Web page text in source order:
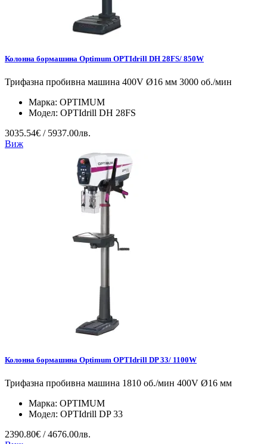
Колонна бормашина Optimum OPTIdrill DH 28FS/ 850W
Трифазна пробивна машина 400V Ø16 мм 3000 об./мин
Марка: OPTIMUM
Модел: OPTIdrill DH 28FS
3035.54€ / 5937.00лв.
Виж
Колонна бормашина Optimum OPTIdrill DP 33/ 1100W
Трифазна пробивна машина 1810 об./мин 400V Ø16 мм
Марка: OPTIMUM
Модел: OPTIdrill DP 33
2390.80€ / 4676.00лв.